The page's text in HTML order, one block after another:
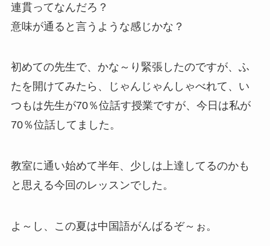
連貫ってなんだろ？
意味が通ると言うような感じかな？
初めての先生で、かな～り緊張したのですが、ふ
たを開けてみたら、じゃんじゃんしゃべれて、い
つもは先生が70％位話す授業ですが、今日は私が
70％位話してました。
教室に通い始めて半年、少しは上達してるのかも
と思える今回のレッスンでした。
よ～し、この夏は中国語がんばるぞ～ぉ。